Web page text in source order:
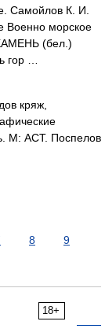
Самойлов К. И.
Военно морское
(бел.)
гор …
кряж,
М: АСТ. Поспелов
8
9
18+